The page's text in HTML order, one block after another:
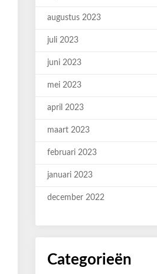
augustus 2023
juli 2023
juni 2023
mei 2023
april 2023
maart 2023
februari 2023
januari 2023
december 2022
Categorieën